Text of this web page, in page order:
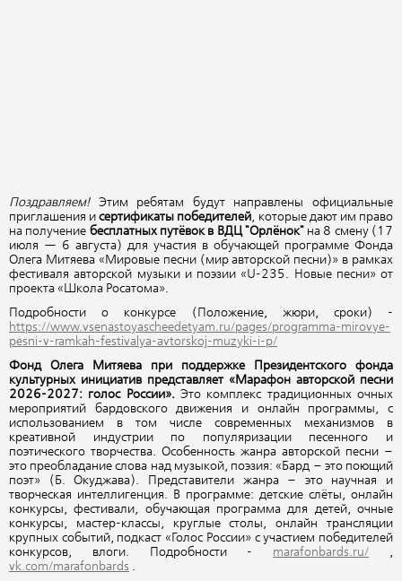
Поздравляем!Этим ребятам будут направлены официальные
приглашения исертификаты победителей, которые дают им право
на получение бесплатных путёвок в ВДЦ "Орлёнок" на 8 смену (17
июля — 6 августа) для участия в обучающей программе Фонда
Олега Митяева «Мировые песни (мир авторской песни)» в рамках
фестиваля авторской музыки и поэзии «U-235. Новые песни» от
проекта «Школа Росатома».
Подробности о конкурсе (Положение, жюри, сроки) -
https://www.vsenastoyascheedetyam.ru/pages/programma-mirovye-
pesni-v-ramkah-festivalya-avtorskoj-muzyki-i-p/
Фонд Олега Митяева при поддержке Президентского фонда
культурных инициатив представляет «Марафон авторской песни
2026-2027: голос России». Это комплекс традиционных очных
мероприятий бардовского движения и онлайн программы, с
использованием в том числе современных механизмов в
креативной индустрии по популяризации песенного и
поэтического творчества. Особенность жанра авторской песни –
это преобладание слова над музыкой, поэзия: «Бард – это поющий
поэт» (Б. Окуджава). Представители жанра – это научная и
творческая интеллигенция. В программе: детские слёты, онлайн
конкурсы, фестивали, обучающая программа для детей, очные
конкурсы, мастер-классы, круглые столы, онлайн трансляции
крупных событий, подкаст «Голос России» с участием победителей
конкурсов, влоги. Подробности - marafonbards.ru/ ,
vk.com/marafonbards .